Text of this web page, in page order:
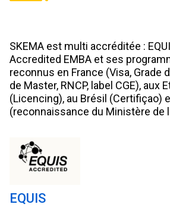
SKEMA est multi accréditée :
Accredited EMBA et ses
reconnus en France (Visa, Grade
de Master, RNCP, label CGE), aux
(Licencing), au Brésil (Certifiçao)
(reconnaissance du Ministère de
EQUIS